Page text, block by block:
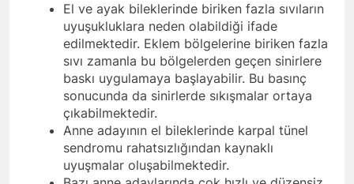
El ve ayak bileklerinde biriken fazla sıvıların
uyuşukluklara neden olabildiği ifade
edilmektedir. Eklem bölgelerine biriken fazla
sıvı zamanla bu bölgelerden geçen sinirlere
baskı uygulamaya başlayabilir. Bu basınç
sonucunda da sinirlerde sıkışmalar ortaya
çıkabilmektedir.
Anne adayının el bileklerinde karpal tünel
sendromu rahatsızlığından kaynaklı
uyuşmalar oluşabilmektedir.